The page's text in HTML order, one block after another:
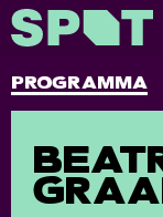
PROGRAMMA